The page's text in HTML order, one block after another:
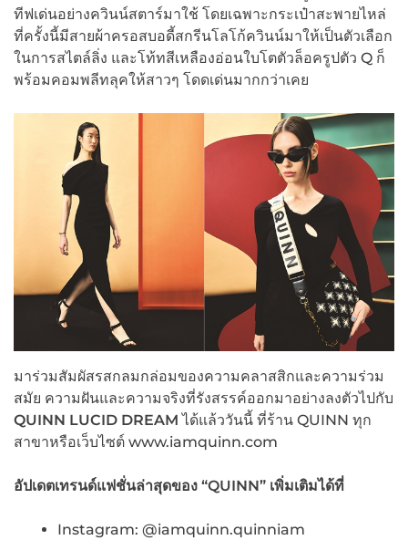
ทีฟเด่นอย่างควินน์สตาร์มาใช้ โดยเฉพาะกระเป๋าสะพายไหล่
ที่ครั้งนี้มีสายผ้าครอสบอดี้สกรีนโลโก้ควินน์มาให้เป็นตัวเลือก
ในการสไตล์ลิ่ง และโท้ทสีเหลืองอ่อนใบโตตัวล็อครูปตัว Q ก็
พร้อมคอมพลีทลุคให้สาวๆ โดดเด่นมากกว่าเคย
มาร่วมสัมผัสรสกลมกล่อมของความคลาสสิกและความร่วม
สมัย ความฝันและความจริงที่รังสรรค์ออกมาอย่างลงตัวไปกับ
QUINN LUCID DREAM ได้แล้ววันนี้ ที่ร้าน QUINN ทุก
สาขาหรือเว็บไซต์ www.iamquinn.com
อัปเดตเทรนด์แฟชั่นล่าสุดของ “QUINN” เพิ่มเติมได้ที่
Instagram: @iamquinn.quinniam